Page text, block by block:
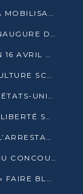
NINON GOUAMBA LANCE À KINTÉLÉ LA MOBILISATION POUR L’INVESTITURE DR DSN
ENSEIGNEMENT SUPÉRIEUR : L’UDSN INAUGURE DES LABORATOIRES POUR BOOSTER LA FORMATION PRATIQUE
LA « VAGUE BLEUE » SE PRÉPARE À UN 16 AVRIL HISTORIQUE
LE CRS ALLIE EAU POTABLE ET AGRICULTURE SCOLAIRE AU CŒUR DE LA TRANSFORMATION DES ÉCOLES RURALES
CANTINES SCOLAIRES : LE PAM ET LES ÉTATS-UNIS AU CONTACT DES ÉCOLIERS DE KINKALA
LE RAPPEUR FREUD VINCES REMIS EN LIBERTÉ SOUS PRESSION MÉDIATIQUE
POINTE-NOIRE : INDIGNATION APRÈS L’ARRESTATION DU RAPPEUR FREUD VINCES
OWEN OKANDZE SACRÉ VAINQUEUR DU CONCOURS SLAM POUR LA VIE
NINON GOUAMBA INVITE LES TÉKÉS À « FAIRE BLOC » POUR PESER DANS LE DÉBAT NATIONAL